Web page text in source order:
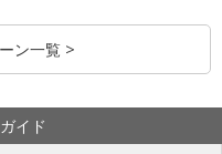
ン一覧 >
イド